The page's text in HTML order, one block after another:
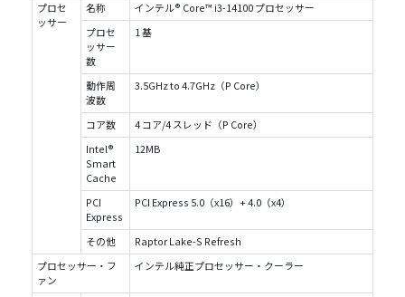
プロセ
ッサー
名称
インテル® Core™ i3-14100 プロセッサー
プロセ
ッサー
数
1 基
動作周
波数
3.5GHz to 4.7GHz（P Core）
コア数
4 コア/4 スレッド（P Core）
Intel®
Smart
Cache
12MB
PCI
Express
PCI Express 5.0（x16）+ 4.0（x4）
その他
Raptor Lake-S Refresh
プロセッサー・フ
ァン
インテル純正プロセッサー・クーラー